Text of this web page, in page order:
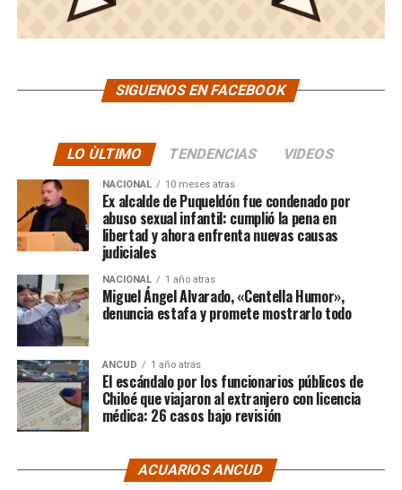
SIGUENOS EN FACEBOOK
LO ÙLTIMO TENDENCIAS VIDEOS
NACIONAL 10 meses atras
Ex alcalde de Puqueldón fue condenado por
abuso sexual infantil: cumplió la pena en
libertad y ahora enfrenta nuevas causas
judiciales
NACIONAL 1 año atras
Miguel Ángel Alvarado, «Centella Humor»,
denuncia estafa y promete mostrarlo todo
ANCUD 1 año atras
El escándalo por los funcionarios públicos de
Chiloé que viajaron al extranjero con licencia
médica: 26 casos bajo revisión
ACUARIOS ANCUD